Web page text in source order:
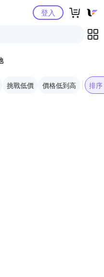
購物中心登入
挑戰低價 價格低到高 排序